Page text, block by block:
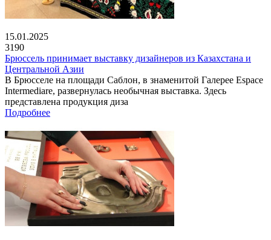
15.01.2025
3190
Брюссель принимает выставку дизайнеров из Казахстана и
Центральной Азии
В Брюсселе на площади Саблон, в знаменитой Галерее Espace
Intermediare, развернулась необычная выставка. Здесь
представлена продукция диза
Подробнее